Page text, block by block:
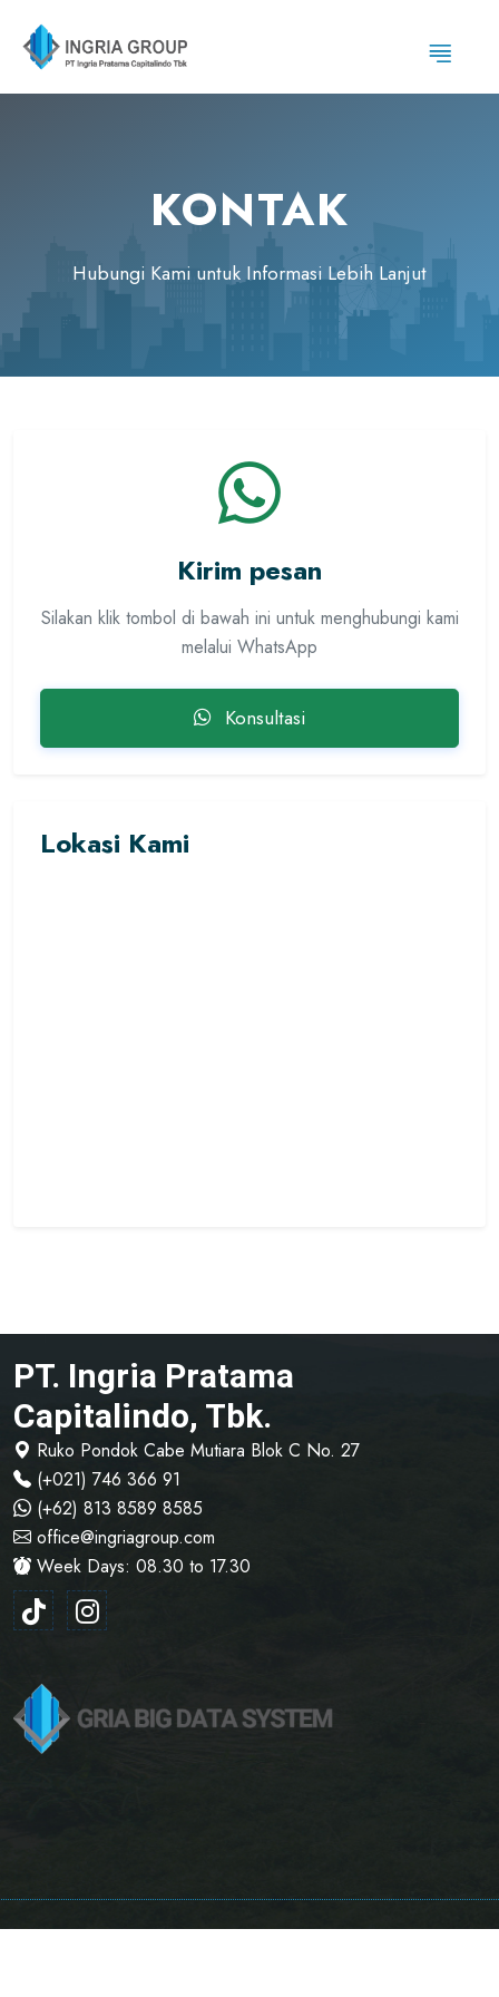
KONTAK
Hubungi Kami untuk Informasi Lebih Lanjut
Kirim pesan
Silakan klik tombol di bawah ini untuk menghubungi kami
melalui WhatsApp
Konsultasi
Lokasi Kami
PT. Ingria Pratama
Capitalindo, Tbk.
Ruko Pondok Cabe Mutiara Blok C No. 27
(+021) 746 366 91
(+62) 813 8589 8585
office@ingriagroup.com
Week Days: 08.30 to 17.30